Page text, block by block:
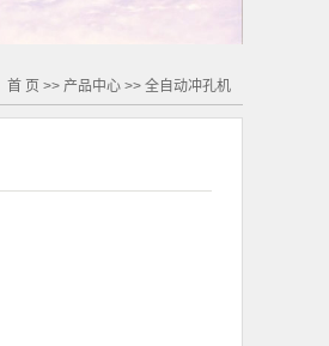
首 页 >> 产品中心 >> 全自动冲孔机